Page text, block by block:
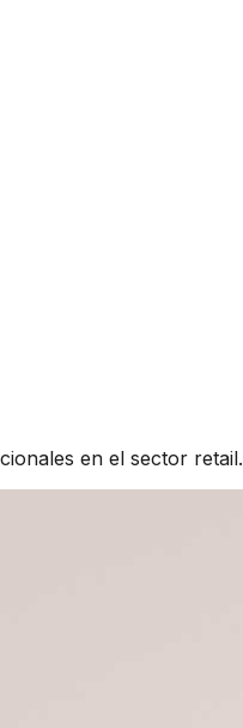
en el sector retail.